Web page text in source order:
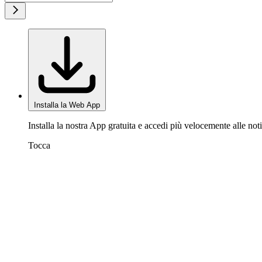
Installa la Web App
Installa la nostra App gratuita e accedi più velocemente alle
Tocca